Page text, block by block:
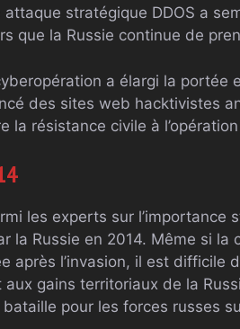
stratégique DDOS a
que la Russie continue de
a élargi la portée
des sites web hacktivistes
la résistance civile à
les experts sur l’importance
la Russie en 2014. Même si
après l’invasion, il est difficile
gains territoriaux de la
pour les forces russes